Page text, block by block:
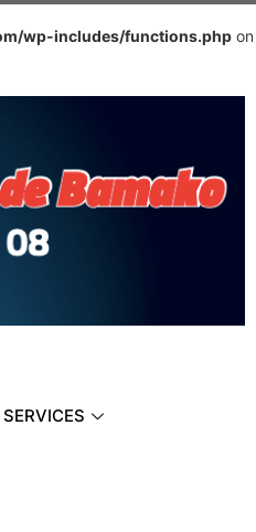
wp-includes/functions.php on
SERVICES